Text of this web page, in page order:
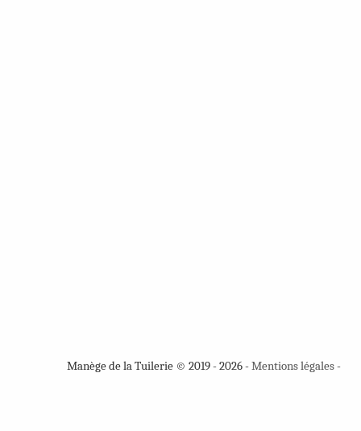
Manège de la Tuilerie © 2019 - 2026 -Mentions légales-